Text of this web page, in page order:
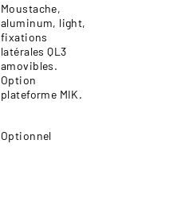
Moustache,
aluminum, light,
fixations
latérales QL3
amovibles.
Option
plateforme MIK.
Optionnel